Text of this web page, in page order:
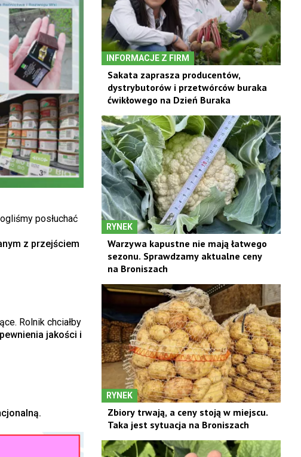
posłuchać
z przejściem
Rolnik chciałby
jakości i
INFORMACJE Z FIRM
Sakata zaprasza producentów,
dystrybutorów i przetwórców buraka
ćwikłowego na Dzień Buraka
RYNEK
Warzywa kapustne nie mają łatwego
sezonu. Sprawdzamy aktualne ceny
na Broniszach
RYNEK
Zbiory trwają, a ceny stoją w miejscu.
Taka jest sytuacja na Broniszach